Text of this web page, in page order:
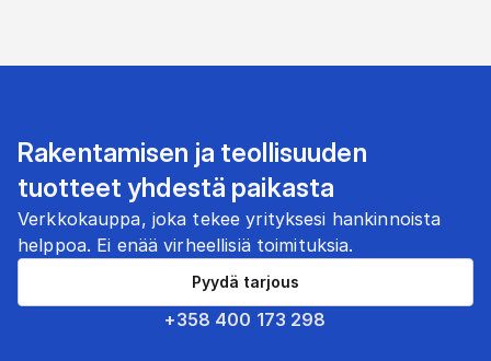
Rakentamisen ja teollisuuden
tuotteet yhdestä paikasta
Verkkokauppa, joka tekee yrityksesi hankinnoista
helppoa. Ei enää virheellisiä toimituksia.
+358 400 173 298
Pyydä tarjous